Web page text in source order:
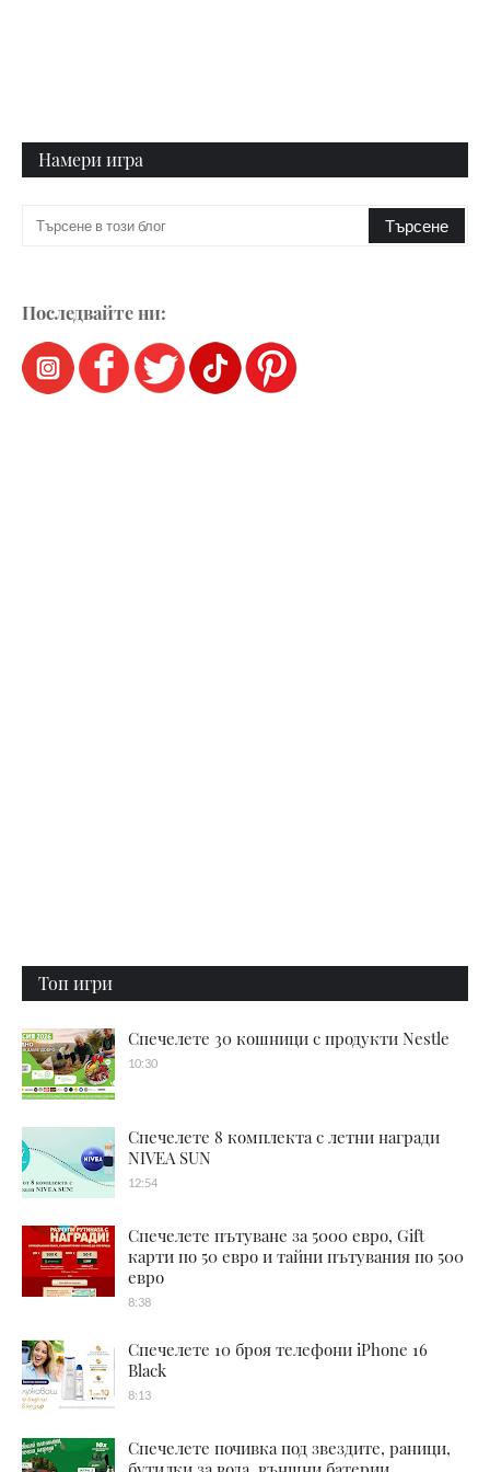
Намери игра
Последвайте ни:
Топ игри
Спечелете 30 кошници с продукти Nestle
10:30
Спечелете 8 комплекта с летни награди
NIVEA SUN
12:54
Спечелете пътуване за 5000 евро, Gift
карти по 50 евро и тайни пътувания по 500
евро
8:38
Спечелете 10 броя телефони iPhone 16
Black
8:13
Спечелете почивка под звездите, раници,